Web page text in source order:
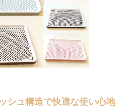
シュ構造で快適な使い心地